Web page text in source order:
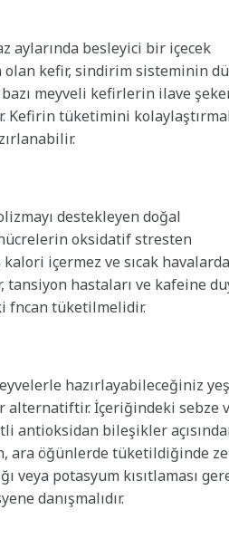
aylarında besleyici bir içecek
olan kefir, sindirim sisteminin
bazı meyveli kefirlerin ilave
Kefirin tüketimini
destekleyen doğal
oksidatif stresten
kalori içermez ve sıcak havalarda
hastaları ve kafeine
fncan tüketilmelidir.
hazırlayabileceğiniz
alternatiftir. İçeriğindeki sebze
antioksidan bileşikler
ara öğünlerde tüketildiğinde
veya potasyum kısıtlaması
danışmalıdır.